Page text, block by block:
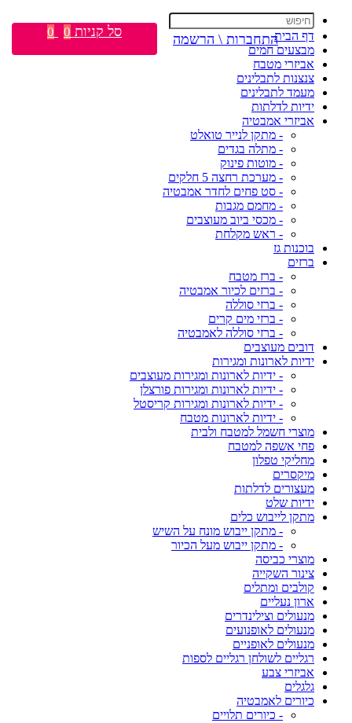
דף הבית
מבצעים חמים
אביזרי מטבח
צנצנות לתבלינים
מעמד לתבלינים
ידיות לדלתות
אביזרי אמבטיה
- מתקן לנייר טואלט
- מתלה בגדים
- מוטות פינוק
- מערכת רחצה 5 חלקים
- סט פחים לחדר אמבטיה
- מחמם מגבות
- מכסי ביוב מעוצבים
- ראש מקלחת
בוכנות גז
ברזים
- ברז מטבח
- ברזים לכיור אמבטיה
- ברזי סוללה
- ברזי מים קרים
- ברזי סוללה לאמבטיה
דובים מעוצבים
ידיות לארונות ומגירות
- ידיות לארונות ומגירות מעוצבים
- ידיות לארונות ומגירות פורצלן
- ידיות לארונות ומגירות קריסטל
- ידיות לארונות מטבח
מוצרי חשמל למטבח ולבית
פחי אשפה למטבח
מחליקי טפלון
מיקסרים
מעצורים לדלתות
ידיות שלט
מתקן לייבוש כלים
- מתקן ייבוש מונח על השיש
- מתקן ייבוש מעל הכיור
מוצרי כביסה
צינור השקייה
קולבים ומתלים
ארון נעליים
מנעולים וצילינדרים
מנעולים לאופנועים
מנעולים לאופניים
רגליים לשולחן רגליים לספות
אביזרי צבע
גלגלים
כיורים לאמבטיה
- כיורים תלויים
התחברות \ הרשמה סל קניות 0
0